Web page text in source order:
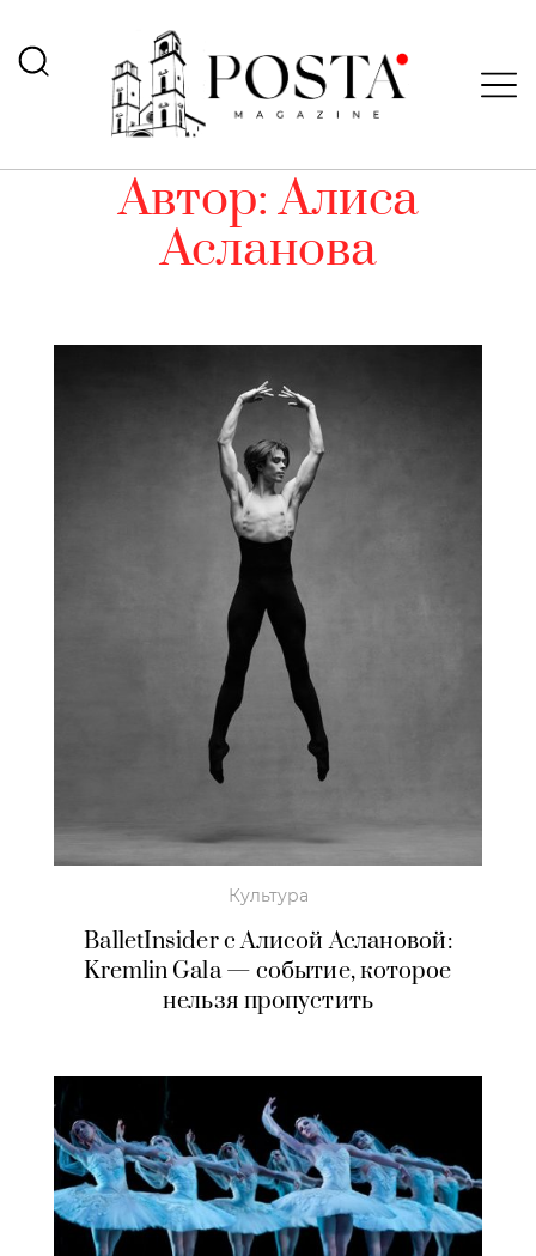
Автор:Алиса
Асланова
Культура
BalletInsider с Алисой Аслановой:
Kremlin Gala — событие, которое
нельзя пропустить